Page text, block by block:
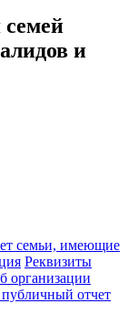
семей
и
семьи, имеющие
Реквизиты
организации
отчет